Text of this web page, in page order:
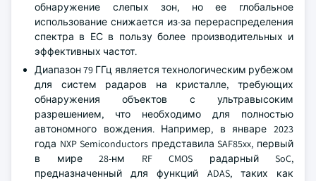
обнаружение слепых зон, но ее глобальное
использование снижается из-за перераспределения
спектра в ЕС в пользу более производительных и
эффективных частот.
Диапазон 79 ГГц является технологическим рубежом
для систем радаров на кристалле, требующих
обнаружения объектов с ультравысоким
разрешением, что необходимо для полностью
автономного вождения. Например, в январе 2023
года NXP Semiconductors представила SAF85xx, первый
в мире 28-нм RF CMOS радарный SoC,
предназначенный для функций ADAS, таких как